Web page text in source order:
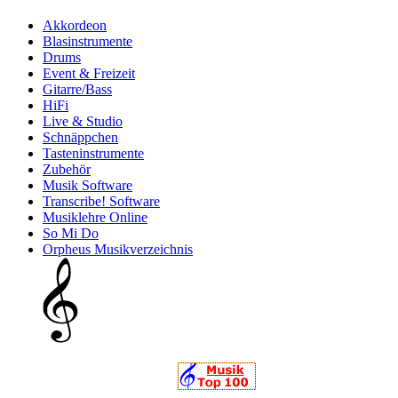
Akkordeon
Blasinstrumente
Drums
Event & Freizeit
Gitarre/Bass
HiFi
Live & Studio
Schnäppchen
Tasteninstrumente
Zubehör
Musik Software
Transcribe! Software
Musiklehre Online
So Mi Do
Orpheus Musikverzeichnis